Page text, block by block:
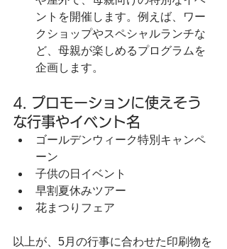
ントを開催します。例えば、ワー
クショップやスペシャルランチな
ど、母親が楽しめるプログラムを
企画します。
4. プロモーションに使えそう
な行事やイベント名
ゴールデンウィーク特別キャンペ
ーン
子供の日イベント
早割夏休みツアー
花まつりフェア
以上が、5月の行事に合わせた印刷物を